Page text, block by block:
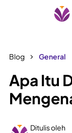
Blog General
Apa Itu
Ditulis oleh